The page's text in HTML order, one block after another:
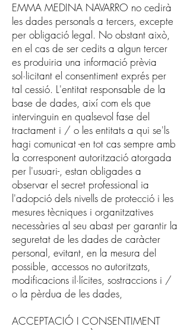
EMMA MEDINA NAVARRO no cedirà
les dades personals a tercers, excepte
per obligació legal. No obstant això,
en el cas de ser cedits a algun tercer
es produiria una informació prèvia
sol·licitant el consentiment exprés per
tal cessió. L'entitat responsable de la
base de dades, així com els que
intervinguin en qualsevol fase del
tractament i / o les entitats a qui se'ls
hagi comunicat -en tot cas sempre amb
la corresponent autorització atorgada
per l'usuari-, estan obligades a
observar el secret professional ia
l'adopció dels nivells de protecció i les
mesures tècniques i organitzatives
necessàries al seu abast per garantir la
seguretat de les dades de caràcter
personal, evitant, en la mesura del
possible, accessos no autoritzats,
modificacions il·lícites, sostraccions i /
o la pèrdua de les dades,
ACCEPTACIÓ I CONSENTIMENT